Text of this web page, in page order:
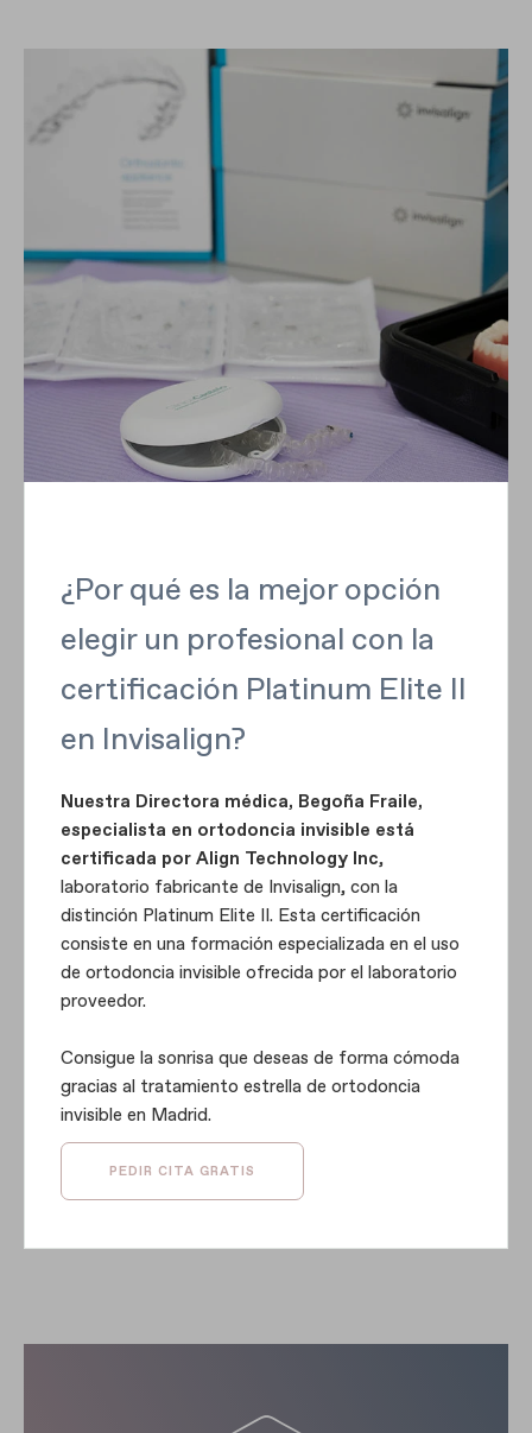
¿Por qué es la mejor opción
elegir un profesional con la
certificación Platinum Elite II
en Invisalign?
Nuestra Directora médica, Begoña Fraile,
especialista en ortodoncia invisible está
certificada por Align Technology Inc,
laboratorio fabricante de Invisalign, con la
distinción Platinum Elite II. Esta certificación
consiste en una formación especializada en el uso
de ortodoncia invisible ofrecida por el laboratorio
proveedor.
Consigue la sonrisa que deseas de forma cómoda
gracias al tratamiento estrella de ortodoncia
invisible en Madrid.
PEDIR CITA GRATIS